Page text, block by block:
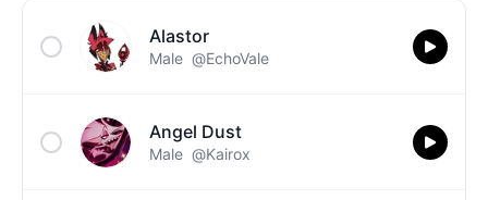
Alastor
Male @EchoVale
Angel Dust
Male @Kairox